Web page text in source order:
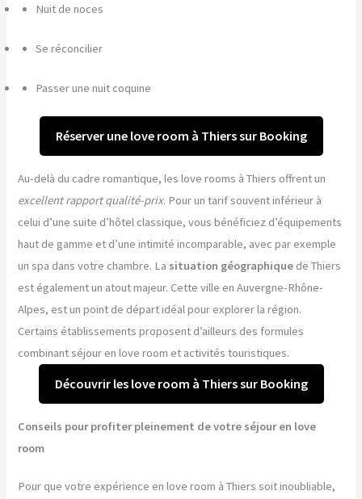
Nuit de noces
Se réconcilier
Passer une nuit coquine
Réserver une love room à Thiers sur Booking
Au-delà du cadre romantique, les love rooms à Thiers offrent un
excellent rapport qualité-prix. Pour un tarif souvent inférieur à
celui d’une suite d’hôtel classique, vous bénéficiez d’équipements
haut de gamme et d’une intimité incomparable, avec par exemple
un spa dans votre chambre. La situation géographique de Thiers
est également un atout majeur. Cette ville en Auvergne-Rhône-
Alpes, est un point de départ idéal pour explorer la région.
Certains établissements proposent d’ailleurs des formules
combinant séjour en love room et activités touristiques.
Découvrir les love room à Thiers sur Booking
Conseils pour profiter pleinement de votre séjour en love
room
Pour que votre expérience en love room à Thiers soit inoubliable,